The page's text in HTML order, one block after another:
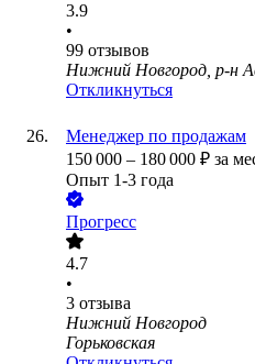
3.9
•
99 отзывов
Нижний Новгород, р-н
Откликнуться
Менеджер по продажам
150 000 – 180 000 ₽ за
Опыт 1-3 года
Прогресс
4.7
•
3 отзыва
Нижний Новгород
Горьковская